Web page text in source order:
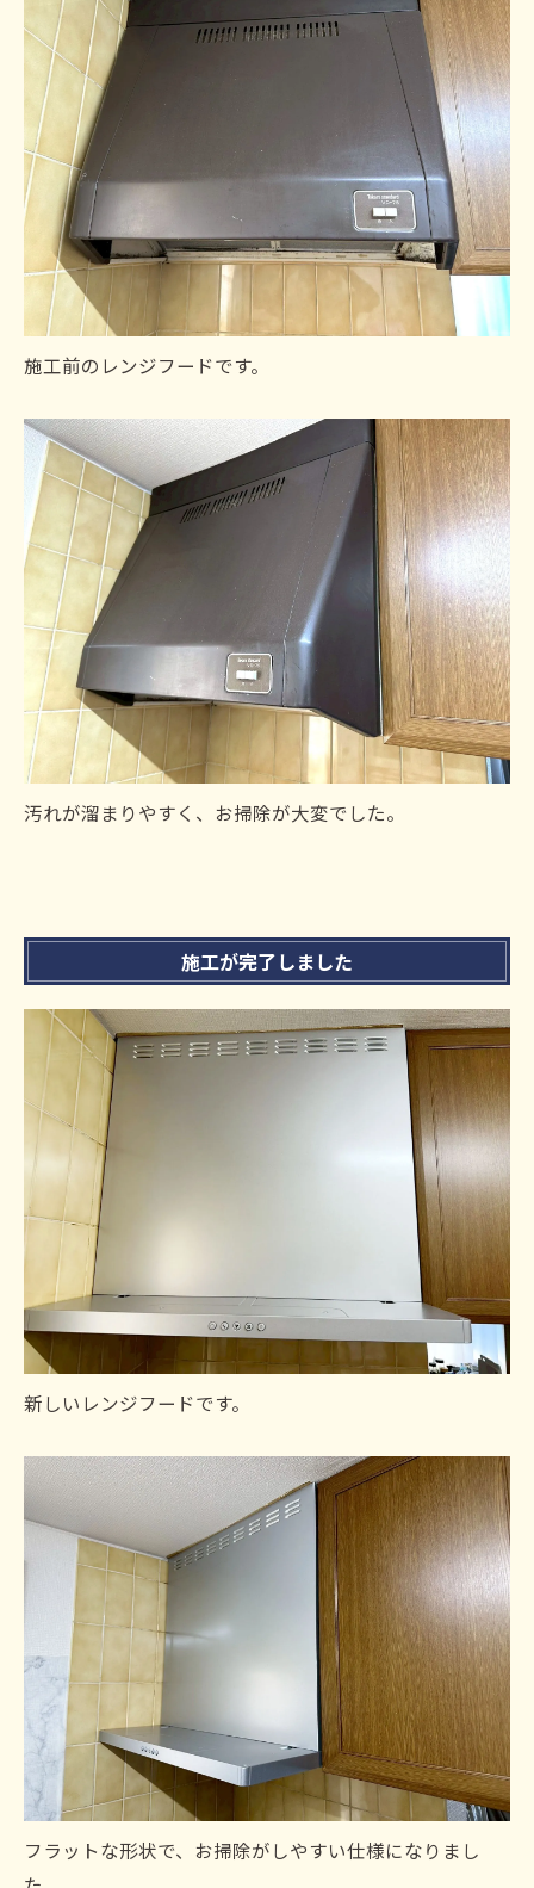
施工前のレンジフードです。
汚れが溜まりやすく、お掃除が大変でした。
施工が完了しました
新しいレンジフードです。
フラットな形状で、お掃除がしやすい仕様になりまし